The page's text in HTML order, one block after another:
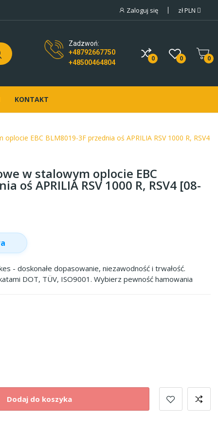
Zaloguj się złPLN
Zadzwoń:
+48792667750
+48500464804
0 0 0
KONTAKT
EBC BLM8019-3F przednia oś APRILIA RSV 1000 R, RSV4
w stalowym oplocie EBC
oś APRILIA RSV 1000 R, RSV4 [08-
- doskonałe dopasowanie, niezawodność i trwałość.
DOT, TÜV, ISO9001. Wybierz pewność hamowania
Dodaj do koszyka